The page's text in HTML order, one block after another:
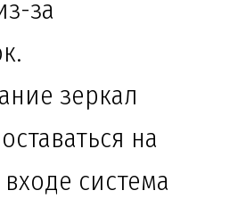
за
зеркал
на
система